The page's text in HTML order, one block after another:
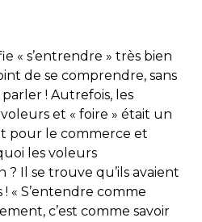
« s’entrendre » très bien
de se comprendre, sans
! Autrefois, les
et « foire » était un
pour le commerce et
les voleurs
? Il se trouve qu’ils avaient
« S’entendre comme
c’est comme savoir